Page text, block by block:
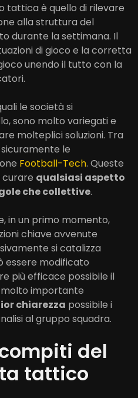
tattica è quello di rilevare
alla struttura del
durante la settimana. Il
di gioco e la corretta
unendo il tutto con la
le società si
sono molto variegati e
molteplici soluzioni. Tra
le
Football-Tech. Queste
qualsiasi aspetto
che collettive.
in un primo momento,
chiave avvenute
si catalizza
essere modificato
più efficace possibile il
molto importante
chiarezza possibile i
al gruppo squadra.
del
tattico